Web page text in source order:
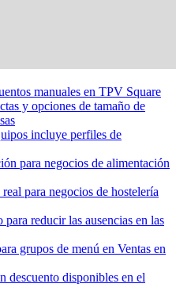
manuales en TPV Square
y opciones de tamaño de
incluye perfiles de
para negocios de alimentación
para negocios de hostelería
reducir las ausencias en las
grupos de menú en Ventas en
descuento disponibles en el